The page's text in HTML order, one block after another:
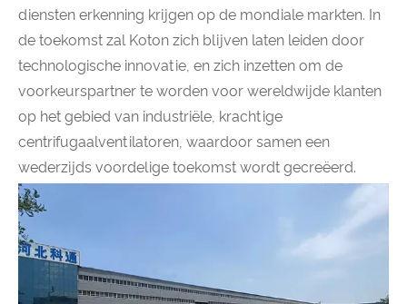
diensten erkenning krijgen op de mondiale markten. In
de toekomst zal Koton zich blijven laten leiden door
technologische innovatie, en zich inzetten om de
voorkeurspartner te worden voor wereldwijde klanten
op het gebied van industriële, krachtige
centrifugaalventilatoren, waardoor samen een
wederzijds voordelige toekomst wordt gecreëerd.